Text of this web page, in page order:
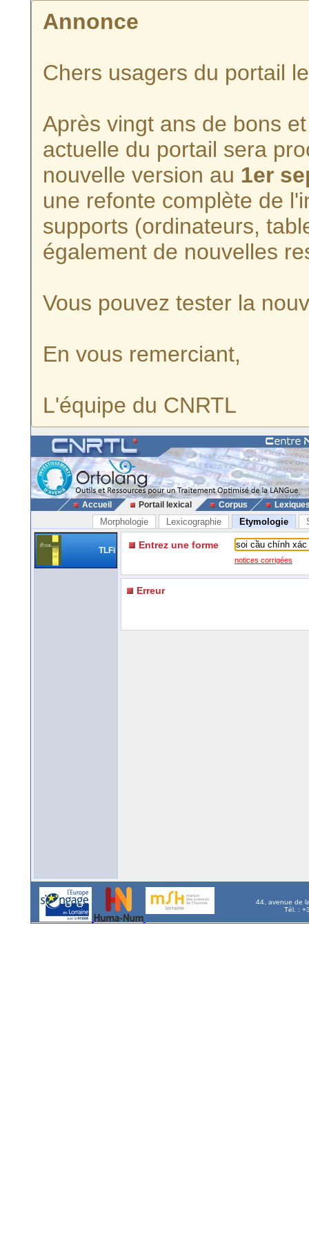
Annonce
Chers usagers du portail
Après vingt ans de bons
actuelle du portail sera
nouvelle version au 1er
une refonte complète de
supports (ordinateurs,
également de nouvelles
Vous pouvez tester la
En vous remerciant,
L'équipe du CNRTL
Accueil Portail lexical Corpus
Morphologie Lexicographie Etymologie
TLFi Entrez une forme
notices corrigées
Erreur
44, avenue de
Tél. :